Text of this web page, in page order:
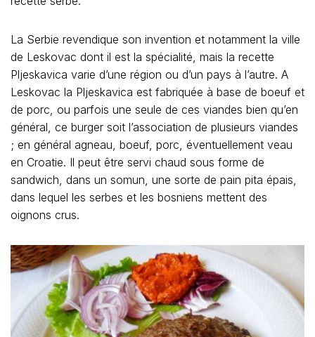
La Serbie revendique son invention et notamment la ville
de Leskovac dont il est la spécialité, mais la recette
Pljeskavica varie d’une région ou d’un pays à l’autre. A
Leskovac la Pljeskavica est fabriquée à base de boeuf et
de porc, ou parfois une seule de ces viandes bien qu’en
général, ce burger soit l’association de plusieurs viandes
; en général agneau, boeuf, porc, éventuellement veau
en Croatie. Il peut être servi chaud sous forme de
sandwich, dans un somun, une sorte de pain pita épais,
dans lequel les serbes et les bosniens mettent des
oignons crus.